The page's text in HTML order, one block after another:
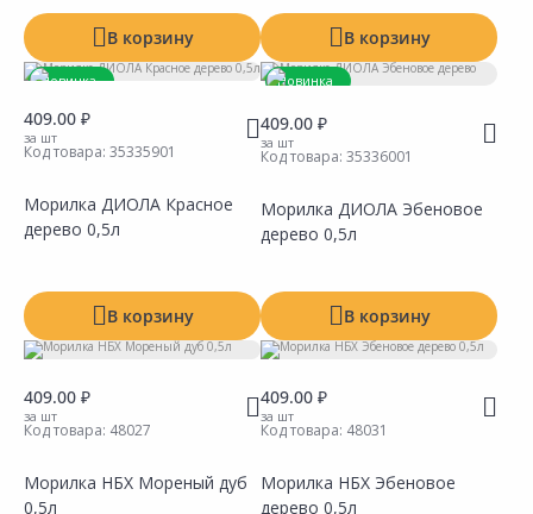
В корзину В корзину
Новинка
409.00 ₽
за шт
Код товара: 35335901
Морилка ДИОЛА Красное
дерево 0,5л
В корзину
Новинка
409.00 ₽
за шт
Код товара: 35336001
Морилка ДИОЛА Эбеновое
дерево 0,5л
В корзину
409.00 ₽
за шт
Код товара: 48027
Морилка НБХ Мореный дуб
0,5л
409.00 ₽
за шт
Код товара: 48031
Морилка НБХ Эбеновое
дерево 0,5л